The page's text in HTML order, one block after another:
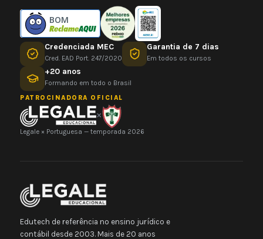
BOM
Credenciada MEC
Cred. EAD Port. 247/2020
Garantia de 7 dias
Em todos os cursos
+20 anos
Formando em todo o Brasil
PATROCINADORA OFICIAL
×
Legale × Portuguesa — temporada 2026
Edutech de referência no ensino jurídico e
contábil desde 2003. Mais de 20 anos